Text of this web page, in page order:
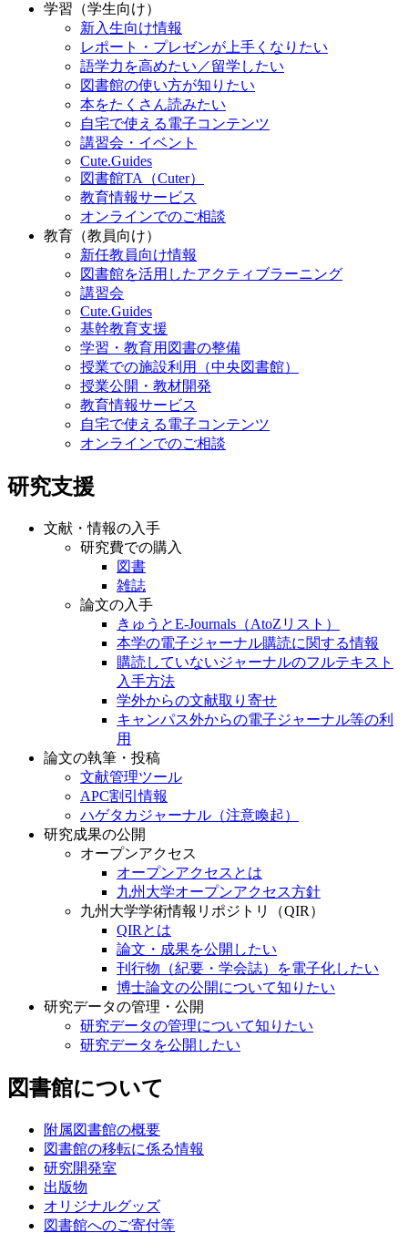
学習（学生向け）
新入生向け情報
レポート・プレゼンが上手くなりたい
語学力を高めたい／留学したい
図書館の使い方が知りたい
本をたくさん読みたい
自宅で使える電子コンテンツ
講習会・イベント
Cute.Guides
図書館TA（Cuter）
教育情報サービス
オンラインでのご相談
教育（教員向け）
新任教員向け情報
図書館を活用したアクティブラーニング
講習会
Cute.Guides
基幹教育支援
学習・教育用図書の整備
授業での施設利用（中央図書館）
授業公開・教材開発
教育情報サービス
自宅で使える電子コンテンツ
オンラインでのご相談
研究支援
文献・情報の入手
研究費での購入
図書
雑誌
論文の入手
きゅうとE-Journals（AtoZリスト）
本学の電子ジャーナル購読に関する情報
購読していないジャーナルのフルテキスト
入手方法
学外からの文献取り寄せ
キャンパス外からの電子ジャーナル等の利
用
論文の執筆・投稿
文献管理ツール
APC割引情報
ハゲタカジャーナル（注意喚起）
研究成果の公開
オープンアクセス
オープンアクセスとは
九州大学オープンアクセス方針
九州大学学術情報リポジトリ（QIR）
QIRとは
論文・成果を公開したい
刊行物（紀要・学会誌）を電子化したい
博士論文の公開について知りたい
研究データの管理・公開
研究データの管理について知りたい
研究データを公開したい
図書館について
附属図書館の概要
図書館の移転に係る情報
研究開発室
出版物
オリジナルグッズ
図書館へのご寄付等